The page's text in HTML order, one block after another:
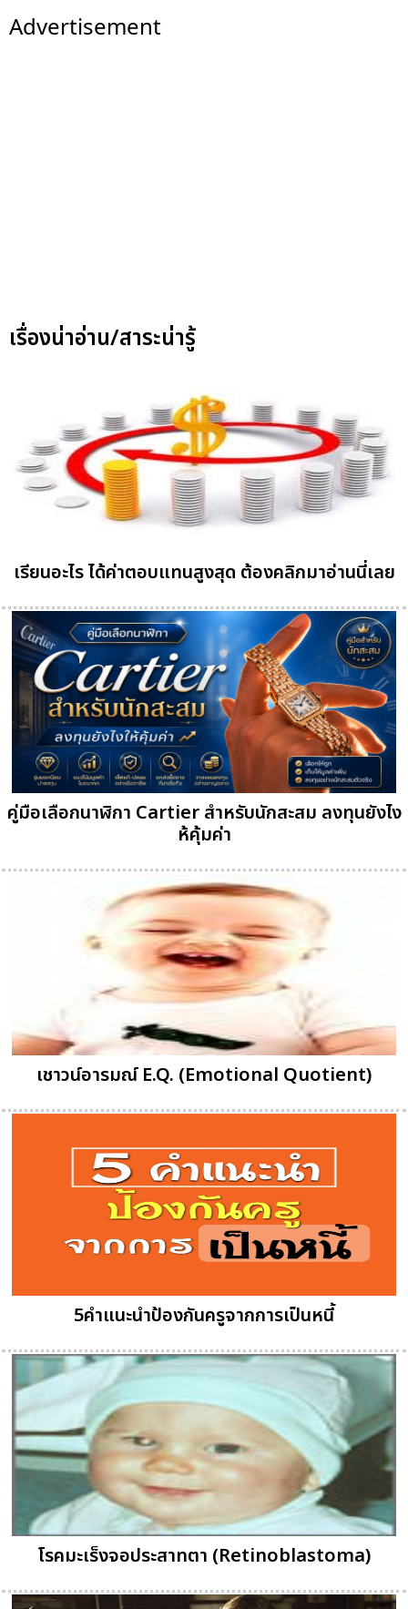
Advertisement
เรื่องน่าอ่าน/สาระน่ารู้
เรียนอะไร ได้ค่าตอบแทนสูงสุด ต้องคลิกมาอ่านนี่เลย
คู่มือเลือกนาฬิกา Cartier สำหรับนักสะสม ลงทุนยังไง
ห้คุ้มค่า
เชาวน์อารมณ์ E.Q. (Emotional Quotient)
5คำแนะนำป้องกันครูจากการเป็นหนี้
โรคมะเร็งจอประสาทตา (Retinoblastoma)